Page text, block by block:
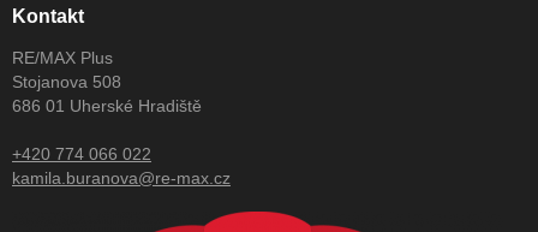
Kontakt
RE/MAX Plus
Stojanova 508
686 01 Uherské Hradiště
+420 774 066 022
kamila.buranova@re-max.cz